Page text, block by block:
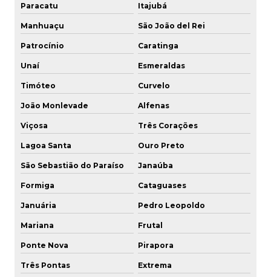
Fabricante de conexões industriais
Fabricante de engate rápido
Fabricante engate rápido especial
Fabricante de engate rápido pneumático
Fabricante de engates inox
Fabricante de engates pneumáticos
Fabricante de engates rápidos de aço
Fabricante de engates rápidos agrícolas
Fabricante de engates rápidos para mangueira
Fabricante de engates para sistemas hidráulicos
Paracatu Itajubá
Manhuaçu São João del Rei
Patrocínio Caratinga
Unaí Esmeraldas
Timóteo Curvelo
João Monlevade Alfenas
Viçosa Três Corações
Lagoa Santa Ouro Preto
São Sebastião do Paraíso Janaúba
Formiga Cataguases
Januária Pedro Leopoldo
Mariana Frutal
Ponte Nova Pirapora
Três Pontas Extrema